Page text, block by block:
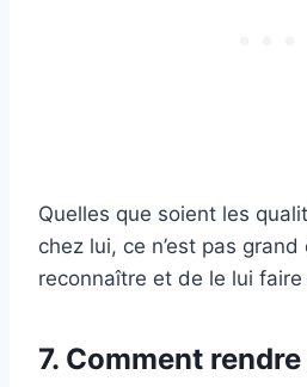
Quelles que soient les
chez lui, ce n’est pas
reconnaître et de le lui faire
7. Comment